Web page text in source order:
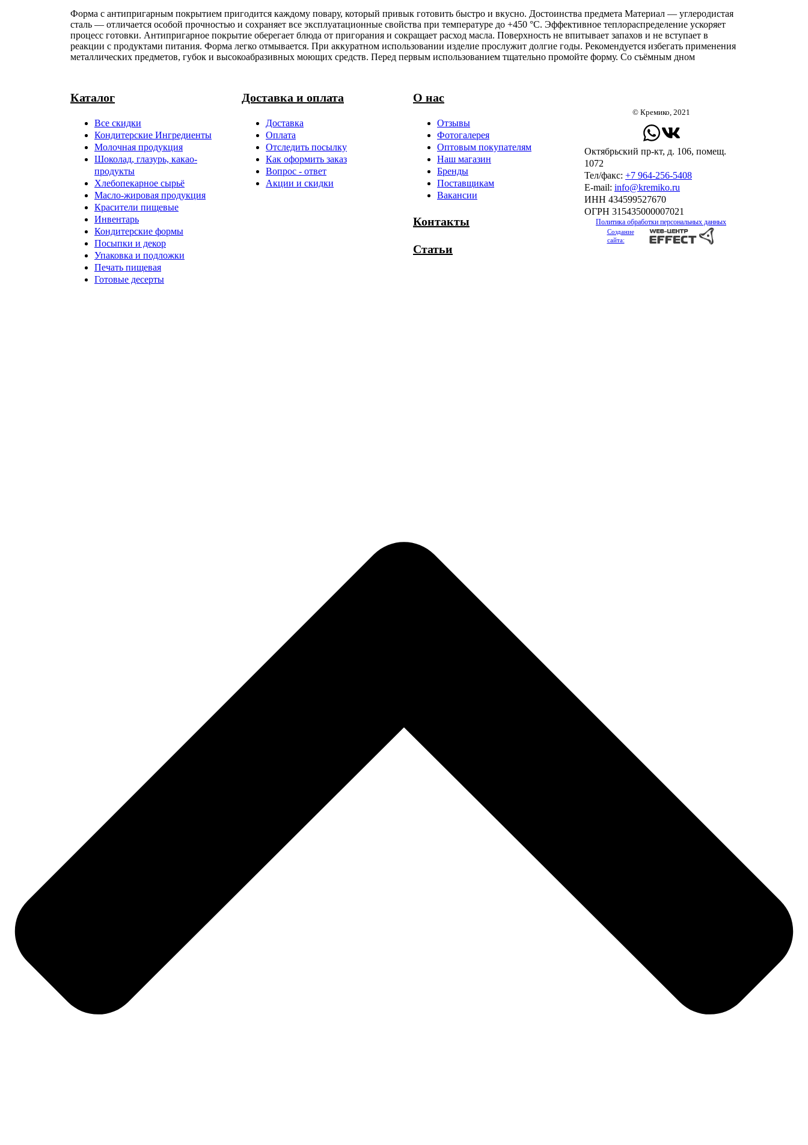
Форма с антипригарным покрытием пригодится каждому повару, который привык готовить быстро и вкусно. Достоинства предмета Материал — углеродистая
сталь — отличается особой прочностью и сохраняет все эксплуатационные свойства при температуре до +450 °С. Эффективное теплораспределение ускоряет
процесс готовки. Антипригарное покрытие оберегает блюда от пригорания и сокращает расход масла. Поверхность не впитывает запахов и не вступает в
реакции с продуктами питания. Форма легко отмывается. При аккуратном использовании изделие прослужит долгие годы. Рекомендуется избегать применения
металлических предметов, губок и высокоабразивных моющих средств. Перед первым использованием тщательно промойте форму. Со съёмным дном
Каталог
Все скидки
Кондитерские Ингредиенты
Молочная продукция
Шоколад, глазурь, какао-
продукты
Хлебопекарное сырьё
Масло-жировая продукция
Красители пищевые
Инвентарь
Кондитерские формы
Посыпки и декор
Упаковка и подложки
Печать пищевая
Готовые десерты
Доставка и оплата
Доставка
Оплата
Отследить посылку
Как оформить заказ
Вопрос - ответ
Акции и скидки
О нас
Отзывы
Фотогалерея
Оптовым покупателям
Наш магазин
Бренды
Поставщикам
Вакансии
Контакты
Статьи
© Кремико, 2021
Октябрьский пр-кт, д. 106, помещ.
1072
Тел/факс: +7 964-256-5408
Е-mail: info@kremiko.ru
ИНН 434599527670
ОГРН 315435000007021
Политика обработки персональных данных
Создание
сайта: